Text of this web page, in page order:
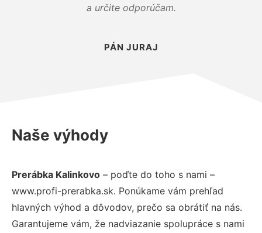
a určite odporúčam.
PÁN JURAJ
Naše výhody
Prerábka Kalinkovo – poďte do toho s nami –
www.profi-prerabka.sk. Ponúkame vám prehľad
hlavných výhod a dôvodov, prečo sa obrátiť na nás.
Garantujeme vám, že nadviazanie spolupráce s nami